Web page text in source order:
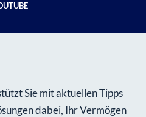
Sie mit aktuellen Tipps
dabei, Ihr Vermögen